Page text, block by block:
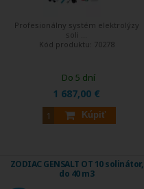
Profesionálny systém elektrolýzy
soli ...
Kód produktu: 70278
1 687,00 €
Kúpiť
Do 5 dní
ZODIAC GENSALT OT 10 solinátor,
do 40 m3